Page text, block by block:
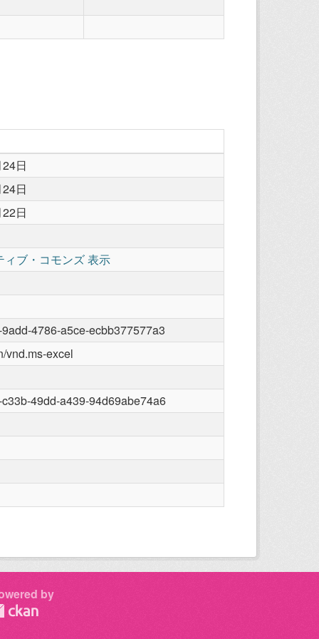
日
日
日
ィブ・コモンズ 表示
4786-a5ce-ecbb377577a3
vnd.ms-excel
49dd-a439-94d69abe74a6
by